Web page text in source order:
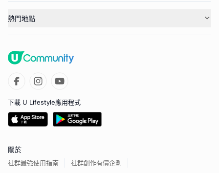
熱門地點
下載 U Lifestyle應用程式
關於
社群最強使用指南
社群創作有價企劃